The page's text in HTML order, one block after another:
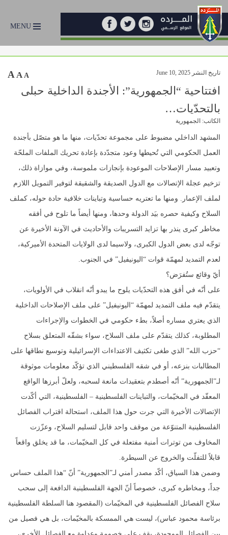
MENU
تاريخ النشر June 10, 2025 A A A
افتتاحية “الجمهورية”: الأجندة الداخلية حبلى
بالتحدّيات…
الكاتب: الجمهورية
المشهد الداخلي مضبوط على مجموعة تحدّيات، منها ما هو متصّل بأجندة
العمل الحكومي التي تُحيطها وعود متجدّدة بإعادة تحريك الملفات الملحّة
وتعبيد مسار الإصلاحات الموعودة بإنجازات ملموسة، وفي موازاة ذلك،
تزخيم عجلة الإتصالات مع الدول الصديقة والشقيقة لتوفير التمويل اللازم
لملف الإعمار. ومنها ما تعتريه حساسية وتباينات خلافية حادة حوله، كملف
السلاح وكيفية حصره بيَد الدولة وحدها، ومنها أيضاً ما تلوح في أفقه
مخاطر كبرى ينذر بها تزايد التسريبات والأحاديث في الآونة الأخيرة عن
توجّه لدى بعض الدول الكبرى، ولاسيما لدى الولايات المتحدة الأميركية،
لعدم التمديد لمهمّة قوات “اليونيفيل” في الجنوب.
أيّ وقائع ستُفرَض؟
على أنّه في أفق هذه التحدّيات يلوح ما يبدو أنّه انقلاب في الأولويات،
يتقدّم فيه ملف التمديد لمهمّة “اليونيفيل” على ملف الإصلاحات الداخلية
الذي يعتري مساره أصلاً، بطء حكومي في الخطوات والإجراءات
المطلوبة، كذلك يتقدّم على ملف السلاح، سواء بشقّه المتعلق بسلاح
“حزب الله” الذي طغى تكثيف الاعتداءات الإسرائيلية وتوسيع نطاقها على
المطالبات بنزعه، أو في شقه الفلسطيني الذي تؤكّد معلومات موثوقة
لـ”الجمهورية” أنّه أصطدم بتعقيدات مانعة لسحبه، ولعلّ أبرزها الواقع
المعقّد في المخيّمات، والتباينات الفلسطينية – الفلسطينية، التي أكّدت
الإتصالات الأخيرة التي جرت حول هذا الملف، استحالة اقتراب الفصائل
الفلسطينية المتنوّعة من موقف واحد قابل لتسليم السلاح، وعزّزت
المخاوف من توترات أمنية مفتعلة في كل المخيّمات، ما قد يخلق واقعاً
قابلاً للتفلّت والخروج عن السيطرة.
وضمن هذا السياق، أكّد مصدر أمني لـ”الجمهورية” أنّ “هذا الملف حساس
جداً، ومخاطره كبرى، خصوصاً أنّ الجهة الفلسطينية الدافعة إلى سحب
سلاح الفصائل الفلسطينية في المخيّمات (المقصود هنا السلطة الفلسطينية
برئاسة محمود عباس)، ليست هي الممسكة بالمخيّمات، بل هي فصيل من